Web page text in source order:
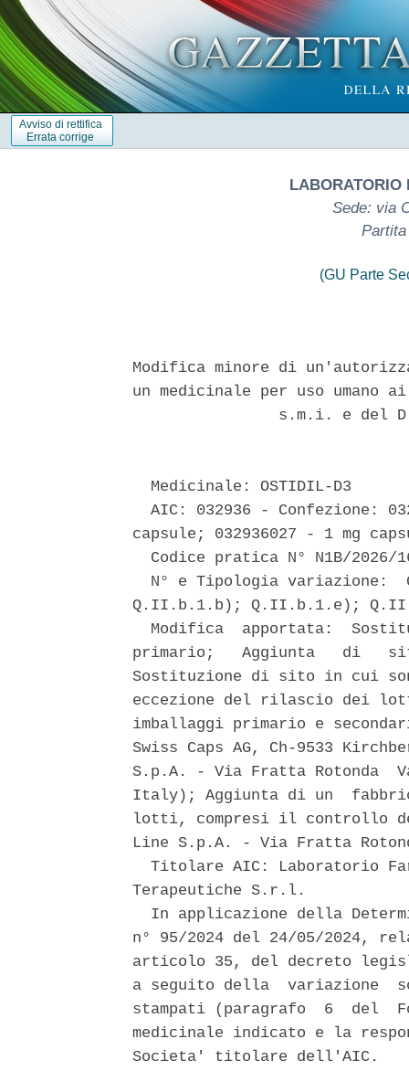
Avviso di rettifica
Errata corrige
LABORATORIO
Sede: via
Partita
(GU Parte
Modifica minore di
un medicinale per uso umano
s.m.i. e del
  Medicinale: OSTIDIL-D3
AIC: 032936 - Confezione:
capsule; 032936027 - 1 mg
Codice pratica N° N1B/2026/
N° e Tipologia variazione:
Q.II.b.1.b); Q.II.b.1.e);
Modifica  apportata:
primario;   Aggiunta   di
Sostituzione di sito in cui
eccezione del rilascio dei
imballaggi primario e
Swiss Caps AG, Ch-9533
S.p.A. - Via Fratta Rotonda
Italy); Aggiunta di un
lotti, compresi il controllo
Line S.p.A. - Via Fratta
Titolare AIC: Laboratorio
Terapeutiche S.r.l.
In applicazione della
n° 95/2024 del 24/05/2024,
articolo 35, del decreto
a seguito della  variazione
stampati (paragrafo  6  del
medicinale indicato e la
Societa' titolare dell'AIC.